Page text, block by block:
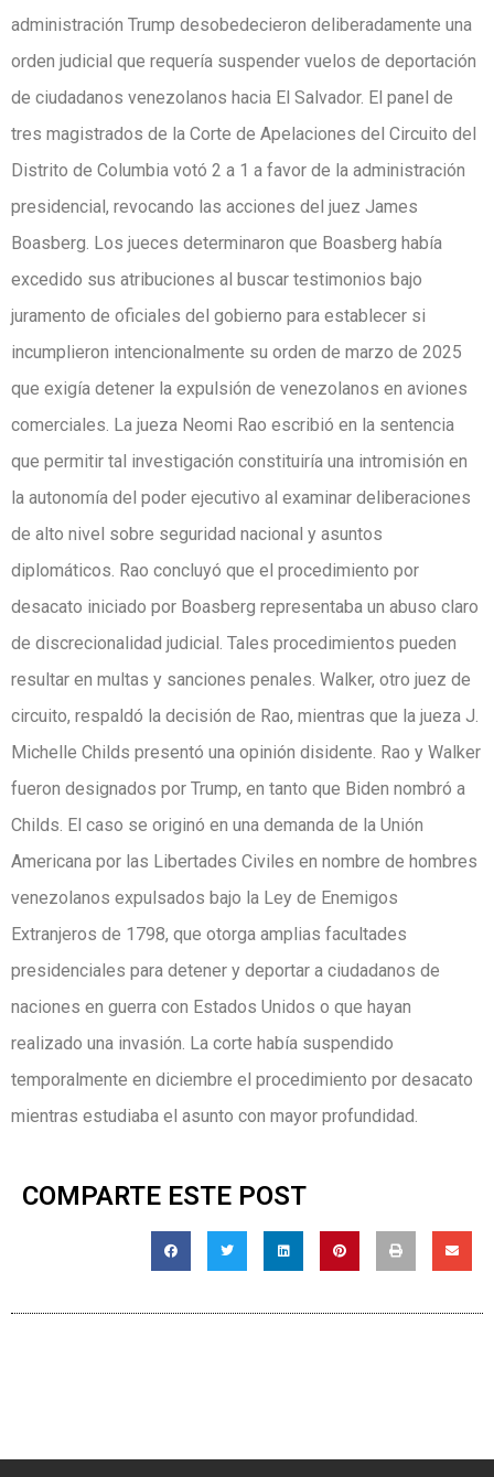
administración Trump desobedecieron deliberadamente una
orden judicial que requería suspender vuelos de deportación
de ciudadanos venezolanos hacia El Salvador. El panel de
tres magistrados de la Corte de Apelaciones del Circuito del
Distrito de Columbia votó 2 a 1 a favor de la administración
presidencial, revocando las acciones del juez James
Boasberg. Los jueces determinaron que Boasberg había
excedido sus atribuciones al buscar testimonios bajo
juramento de oficiales del gobierno para establecer si
incumplieron intencionalmente su orden de marzo de 2025
que exigía detener la expulsión de venezolanos en aviones
comerciales. La jueza Neomi Rao escribió en la sentencia
que permitir tal investigación constituiría una intromisión en
la autonomía del poder ejecutivo al examinar deliberaciones
de alto nivel sobre seguridad nacional y asuntos
diplomáticos. Rao concluyó que el procedimiento por
desacato iniciado por Boasberg representaba un abuso claro
de discrecionalidad judicial. Tales procedimientos pueden
resultar en multas y sanciones penales. Walker, otro juez de
circuito, respaldó la decisión de Rao, mientras que la jueza J.
Michelle Childs presentó una opinión disidente. Rao y Walker
fueron designados por Trump, en tanto que Biden nombró a
Childs. El caso se originó en una demanda de la Unión
Americana por las Libertades Civiles en nombre de hombres
venezolanos expulsados bajo la Ley de Enemigos
Extranjeros de 1798, que otorga amplias facultades
presidenciales para detener y deportar a ciudadanos de
naciones en guerra con Estados Unidos o que hayan
realizado una invasión. La corte había suspendido
temporalmente en diciembre el procedimiento por desacato
mientras estudiaba el asunto con mayor profundidad.
COMPARTE ESTE POST